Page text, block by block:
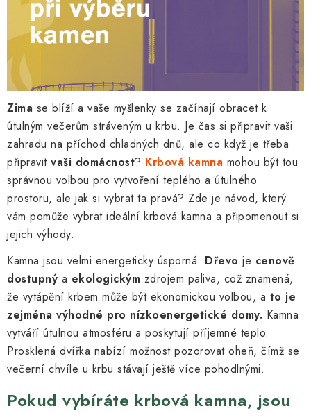
Zima se blíží a vaše myšlenky se začínají obracet k
útulným večerům stráveným u krbu. Je čas si připravit vaši
zahradu na příchod chladných dnů, ale co když je třeba
připravit vaši domácnost? Krbová kamna mohou být tou
správnou volbou pro vytvoření teplého a útulného
prostoru, ale jak si vybrat ta pravá? Zde je návod, který
vám pomůže vybrat ideální krbová kamna a připomenout si
jejich výhody.
Kamna jsou velmi energeticky úsporná. Dřevo je cenově
dostupný a ekologickým zdrojem paliva, což znamená,
že vytápění krbem může být ekonomickou volbou, a to je
zejména výhodné pro nízkoenergetické domy. Kamna
vytváří útulnou atmosféru a poskytují příjemné teplo.
Prosklená dvířka nabízí možnost pozorovat oheň, čímž se
večerní chvíle u krbu stávají ještě více pohodlnými.
Pokud vybíráte krbová kamna, jsou